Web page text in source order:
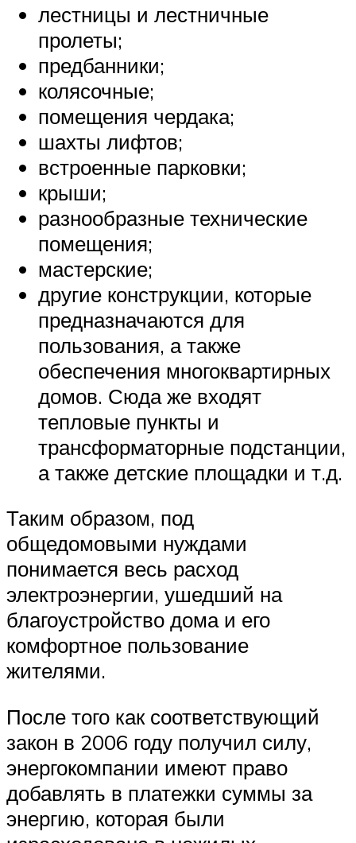
лестницы и лестничные
пролеты;
предбанники;
колясочные;
помещения чердака;
шахты лифтов;
встроенные парковки;
крыши;
разнообразные технические
помещения;
мастерские;
другие конструкции, которые
предназначаются для
пользования, а также
обеспечения многоквартирных
домов. Сюда же входят
тепловые пункты и
трансформаторные подстанции,
а также детские площадки и т.д.
Таким образом, под
общедомовыми нуждами
понимается весь расход
электроэнергии, ушедший на
благоустройство дома и его
комфортное пользование
жителями.
После того как соответствующий
закон в 2006 году получил силу,
энергокомпании имеют право
добавлять в платежки суммы за
энергию, которая были